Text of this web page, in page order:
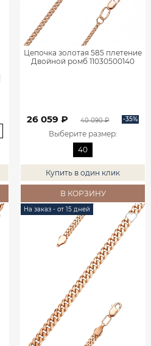
Цепочка золотая 585 плетение
Двойной ромб 11030500140
26 059 ₽ 40 090 ₽ -35%
Выберите размер:
40
Купить в один клик
В КОРЗИНУ
На заказ - от 15 дней